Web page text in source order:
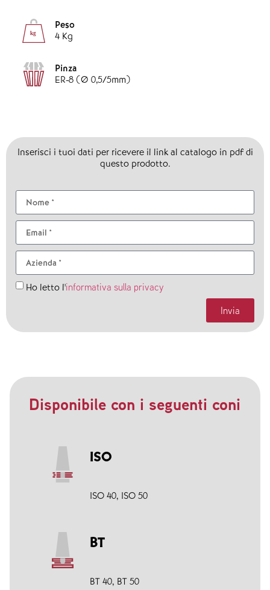
kg
Peso
4 Kg
Pinza
ER-8 (Ø 0,5/5mm)
Inserisci i tuoi dati per ricevere il link al catalogo in pdf di
questo prodotto.
Ho letto l'informativa sulla privacy
Invia
Disponibile con i seguenti coni
ISO
ISO 40, ISO 50
BT
BT 40, BT 50